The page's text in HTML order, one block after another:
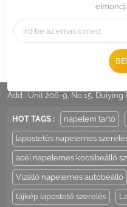
Add : Unit 206-9, No 15, Duiying
HOT TAGS : napelem tartó
lapostetős napelemes
acél napelemes kocsibeálló
Vízálló napelemes autóbeálló
tájkép lapostető szerelés